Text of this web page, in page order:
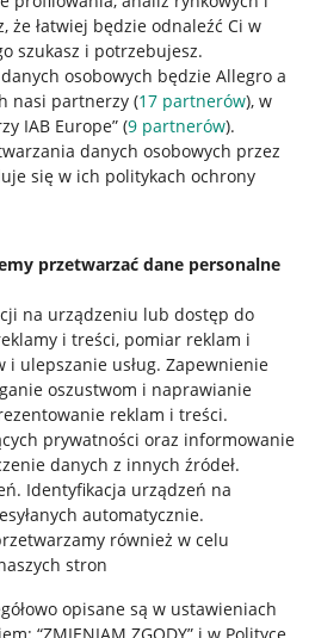
że łatwiej będzie odnaleźć Ci w
szukasz i potrzebujesz.
osobowych będzie Allegro a
nasi partnerzy (17 partnerów), w
IAB Europe” (9 partnerów).
danych osobowych przez
się w ich politykach ochrony
przetwarzać dane personalne
na urządzeniu lub dostęp do
i treści, pomiar reklam i
i ulepszanie usług. Zapewnienie
oszustwom i naprawianie
reklam i treści.
prywatności oraz informowanie
danych z innych źródeł.
. Identyfikacja urządzeń na
automatycznie.
również w celu
stron
opisane są w ustawieniach